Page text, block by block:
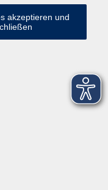
akzeptieren und